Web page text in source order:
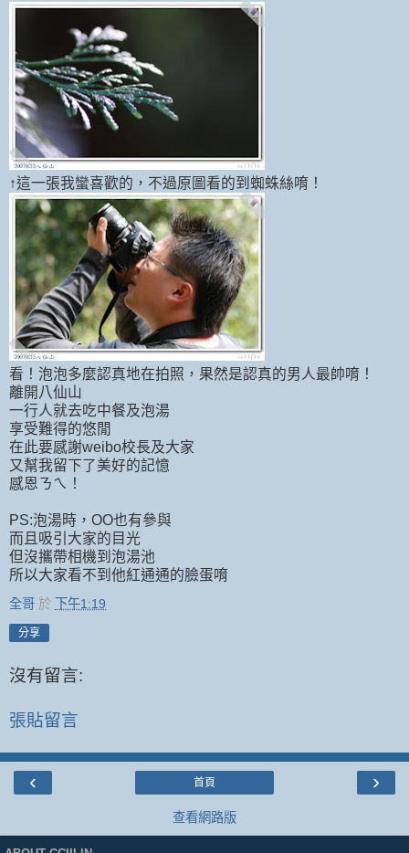
↑這一張我蠻喜歡的，不過原圖看的到蜘蛛絲唷！
看！泡泡多麼認真地在拍照，果然是認真的男人最帥唷！
離開八仙山
一行人就去吃中餐及泡湯
享受難得的悠閒
在此要感謝weibo校長及大家
又幫我留下了美好的記憶
感恩ㄋㄟ！
PS:泡湯時，OO也有參與
而且吸引大家的目光
但沒攜帶相機到泡湯池
所以大家看不到他紅通通的臉蛋唷
全哥 於 下午1:19
分享
沒有留言:
張貼留言
‹ ›
首頁
查看網路版